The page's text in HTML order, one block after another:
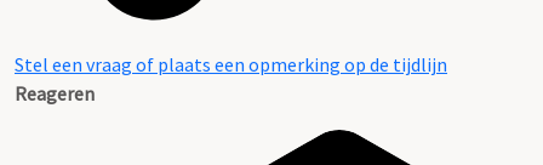
Stel een vraag of plaats een opmerking op de tijdlijn
Reageren